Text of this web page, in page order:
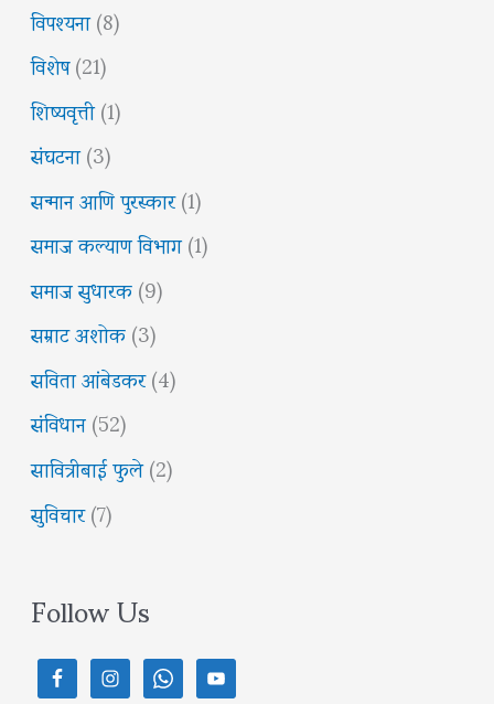
विपश्यना(8)
विशेष(21)
शिष्यवृत्ती(1)
संघटना(3)
सन्मान आणि पुरस्कार(1)
समाज कल्याण विभाग(1)
समाज सुधारक(9)
सम्राट अशोक(3)
सविता आंबेडकर(4)
संविधान(52)
सावित्रीबाई फुले(2)
सुविचार(7)
Follow Us